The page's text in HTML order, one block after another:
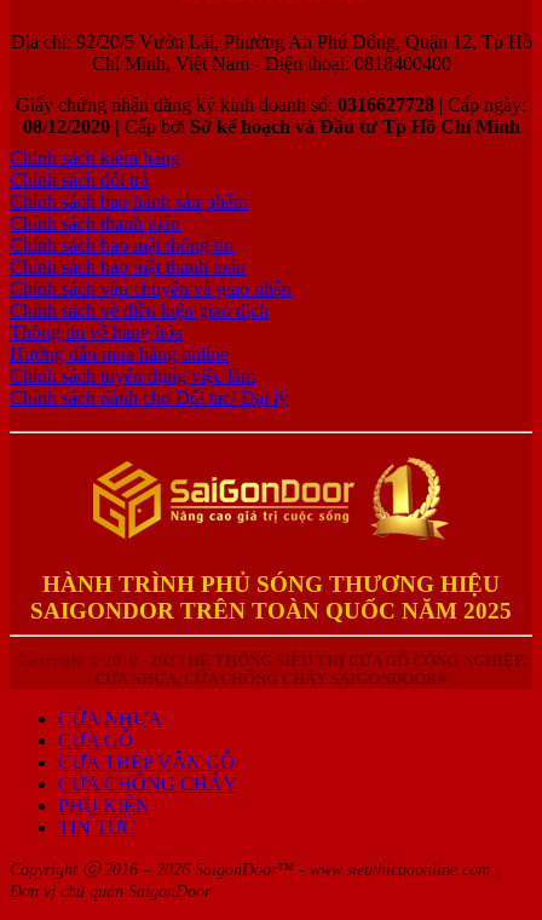
Địa chỉ: 92/20/5 Vườn Lài, Phường An Phú Đông, Quận 12, Tp Hồ
Chí Minh, Việt Nam - Điện thoại: 0818400400
Giấy chứng nhận đăng ký kinh doanh số: 0316627728 | Cấp ngày:
08/12/2020 |
Cấp bởi Sở kế hoạch và Đầu tư Tp Hồ Chí Minh
Chính sách kiểm hàng
Chính sách đổi trả
Chính sách bảo hành sản phẩm
Chính sách thanh toán
Chính sách bảo mật thông tin
Chính sách bảo mật thanh toán
Chính sách vận chuyển và giao nhận
Chính sách về điều kiện giao dịch
Thông tin về hàng hóa
Hướng dẫn mua hàng online
Chính sách tuyển dụng việc làm
Chính sách dành cho Đối tác/ Đại lý
HÀNH TRÌNH PHỦ SÓNG THƯƠNG HIỆU
SAIGONDOR TRÊN TOÀN QUỐC NĂM 2025
Copyright © 2010 - 2023 HỆ THỐNG SIÊU THỊ CỬA GỖ CÔNG NGHIỆP,
CỬA NHỰA, CỬA CHỐNG CHÁY SAIGONDOOR®
CỬA NHỰA
CỬA GỖ
CỬA THÉP VÂN GỖ
CỬA CHỐNG CHÁY
PHỤ KIỆN
TIN TỨC
Copyright ⓒ 2016 – 2026 SaigonDoor™ - www.sieuthicuaonline.com |
Đơn vị chủ quản SaigonDoor